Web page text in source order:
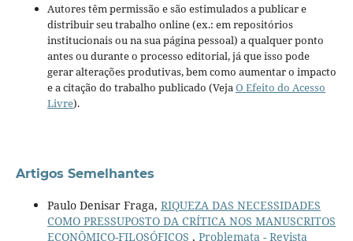
Autores têm permissão e são estimulados a publicar e
distribuir seu trabalho online (ex.: em repositórios
institucionais ou na sua página pessoal) a qualquer ponto
antes ou durante o processo editorial, já que isso pode
gerar alterações produtivas, bem como aumentar o impacto
e a citação do trabalho publicado (VejaO Efeito do Acesso
Livre).
Artigos Semelhantes
Paulo Denisar Fraga, RIQUEZA DAS NECESSIDADES
COMO PRESSUPOSTO DA CRÍTICA NOS MANUSCRITOS
ECONÔMICO-FILOSÓFICOS , Problemata - Revista